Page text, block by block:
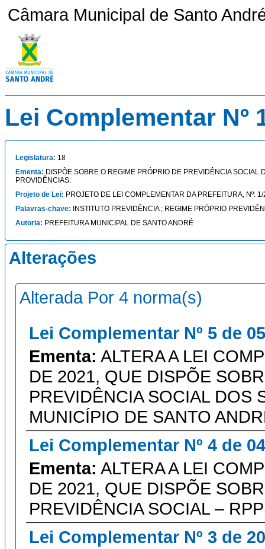
Câmara Municipal de Santo
Lei Complementar Nº
Legislatura: 18
Ementa: DISPÕE SOBRE O REGIME PRÓPRIO DE PREVIDÊNCIA
PROVIDÊNCIAS.
Projeto de Lei: PROJETO DE LEI COMPLEMENTAR DA PREFEITURA, Nº:
Palavras-chave: INSTITUTO PREVIDÊNCIA ; REGIME PRÓPRIO
Autoria: PREFEITURA MUNICIPAL DE SANTO ANDRÉ
Alterações
Alterada Por 4 norma(s)
Lei Complementar Nº 5 de
Ementa: ALTERA A LEI
DE 2021, QUE DISPÕE
PREVIDÊNCIA SOCIAL DOS
MUNICÍPIO DE SANTO
Lei Complementar Nº 4 de
Ementa: ALTERA A LEI
DE 2021, QUE DISPÕE
PREVIDÊNCIA SOCIAL –
Lei Complementar Nº 3 de